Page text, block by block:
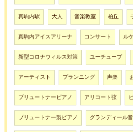
真駒内駅 大人 音楽教室 柏丘
真駒内アイスアリーナ コンサート ル
新型コロナウィルス対策 ユーチューブ
アーティスト プランニング 声楽
ブリュートナーピアノ アリコート弦
ブリュートナー製ピアノ グランディール